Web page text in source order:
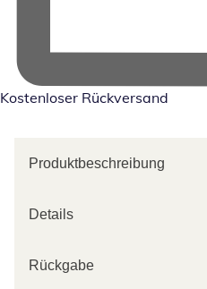
Kostenloser Rückversand
Produktbeschreibung
Details
Rückgabe